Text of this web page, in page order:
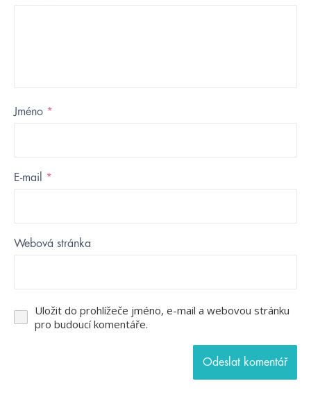
Jméno *
E-mail *
Webová stránka
Uložit do prohlížeče jméno, e-mail a webovou stránku
pro budoucí komentáře.